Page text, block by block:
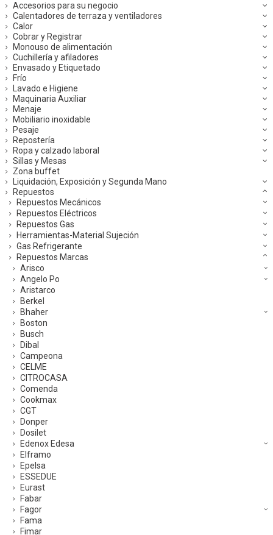
Accesorios para su negocio
Calentadores de terraza y ventiladores
Calor
Cobrar y Registrar
Monouso de alimentación
Cuchillería y afiladores
Envasado y Etiquetado
Frío
Lavado e Higiene
Maquinaria Auxiliar
Menaje
Mobiliario inoxidable
Pesaje
Repostería
Ropa y calzado laboral
Sillas y Mesas
Zona buffet
Liquidación, Exposición y Segunda Mano
Repuestos
Repuestos Mecánicos
Repuestos Eléctricos
Repuestos Gas
Herramientas-Material Sujeción
Gas Refrigerante
Repuestos Marcas
Arisco
Angelo Po
Aristarco
Berkel
Bhaher
Boston
Busch
Dibal
Campeona
CELME
CITROCASA
Comenda
Cookmax
CGT
Donper
Dosilet
Edenox Edesa
Elframo
Epelsa
ESSEDUE
Eurast
Fabar
Fagor
Fama
Fimar